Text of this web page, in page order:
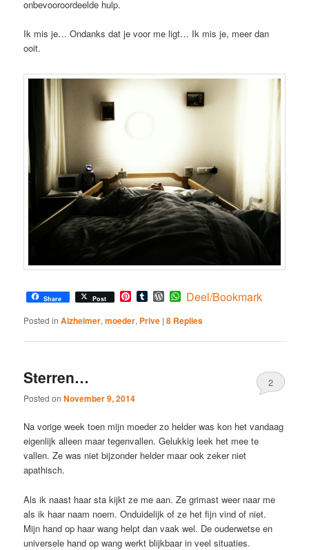
onbevooroordeelde hulp.
Ik mis je… Ondanks dat je voor me ligt… Ik mis je, meer dan
ooit.
Share Post Pinterest
TumblrWordPress
WhatsApp
Deel/Bookmark
Posted in Alzheimer,moeder, Prive |8 Replies
Sterren…
Posted onNovember 9, 2014
2
Na vorige week toen mijn moeder zo helder was kon het vandaag
eigenlijk alleen maar tegenvallen. Gelukkig leek het mee te
vallen. Ze was niet bijzonder helder maar ook zeker niet
apathisch.
Als ik naast haar sta kijkt ze me aan. Ze grimast weer naar me
als ik haar naam noem. Onduidelijk of ze het fijn vind of niet.
Mijn hand op haar wang helpt dan vaak wel. De ouderwetse en
universele hand op wang werkt blijkbaar in veel situaties.